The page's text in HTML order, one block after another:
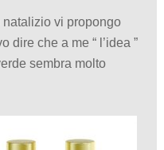
vi propongo
che a me “ l’idea ”
sembra molto